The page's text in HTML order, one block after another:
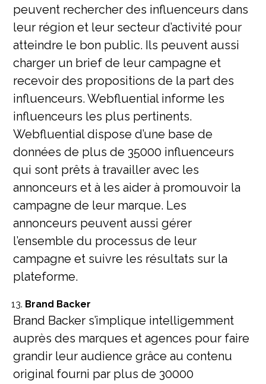
peuvent rechercher des influenceurs dans
leur région et leur secteur d’activité pour
atteindre le bon public. Ils peuvent aussi
charger un brief de leur campagne et
recevoir des propositions de la part des
influenceurs. Webfluential informe les
influenceurs les plus pertinents.
Webfluential dispose d’une base de
données de plus de 35000 influenceurs
qui sont prêts à travailler avec les
annonceurs et à les aider à promouvoir la
campagne de leur marque. Les
annonceurs peuvent aussi gérer
l’ensemble du processus de leur
campagne et suivre les résultats sur la
plateforme.
Brand Backer
Brand Backer s’implique intelligemment
auprès des marques et agences pour faire
grandir leur audience grâce au contenu
original fourni par plus de 30000